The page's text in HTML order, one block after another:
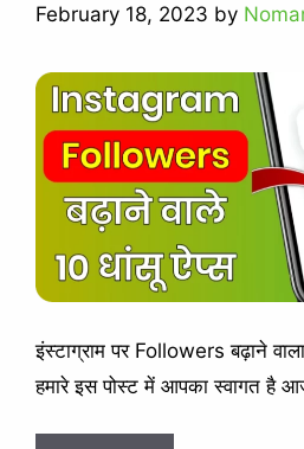
February 18, 2023 by
इंस्टाग्राम पर Followers बढ़ाने
हमारे इस पोस्ट में आपका स्वागत है